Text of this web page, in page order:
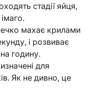
стадії яйця,
махає крилами
і розвиває
годину.
для
Як не дивно, це